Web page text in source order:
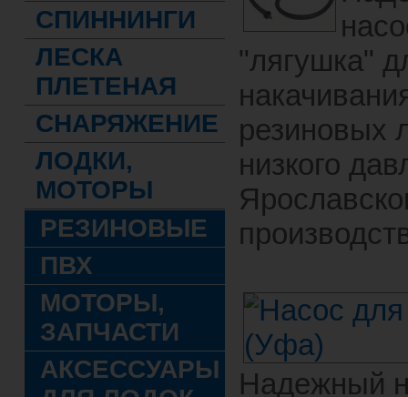
СПИННИНГИ
ЛЕСКА
ПЛЕТЕНАЯ
СНАРЯЖЕНИЕ
ЛОДКИ,
МОТОРЫ
РЕЗИНОВЫЕ
ПВХ
МОТОРЫ,
ЗАПЧАСТИ
АКСЕССУАРЫ
"лягушка"
резиновых
низкого
Надежный